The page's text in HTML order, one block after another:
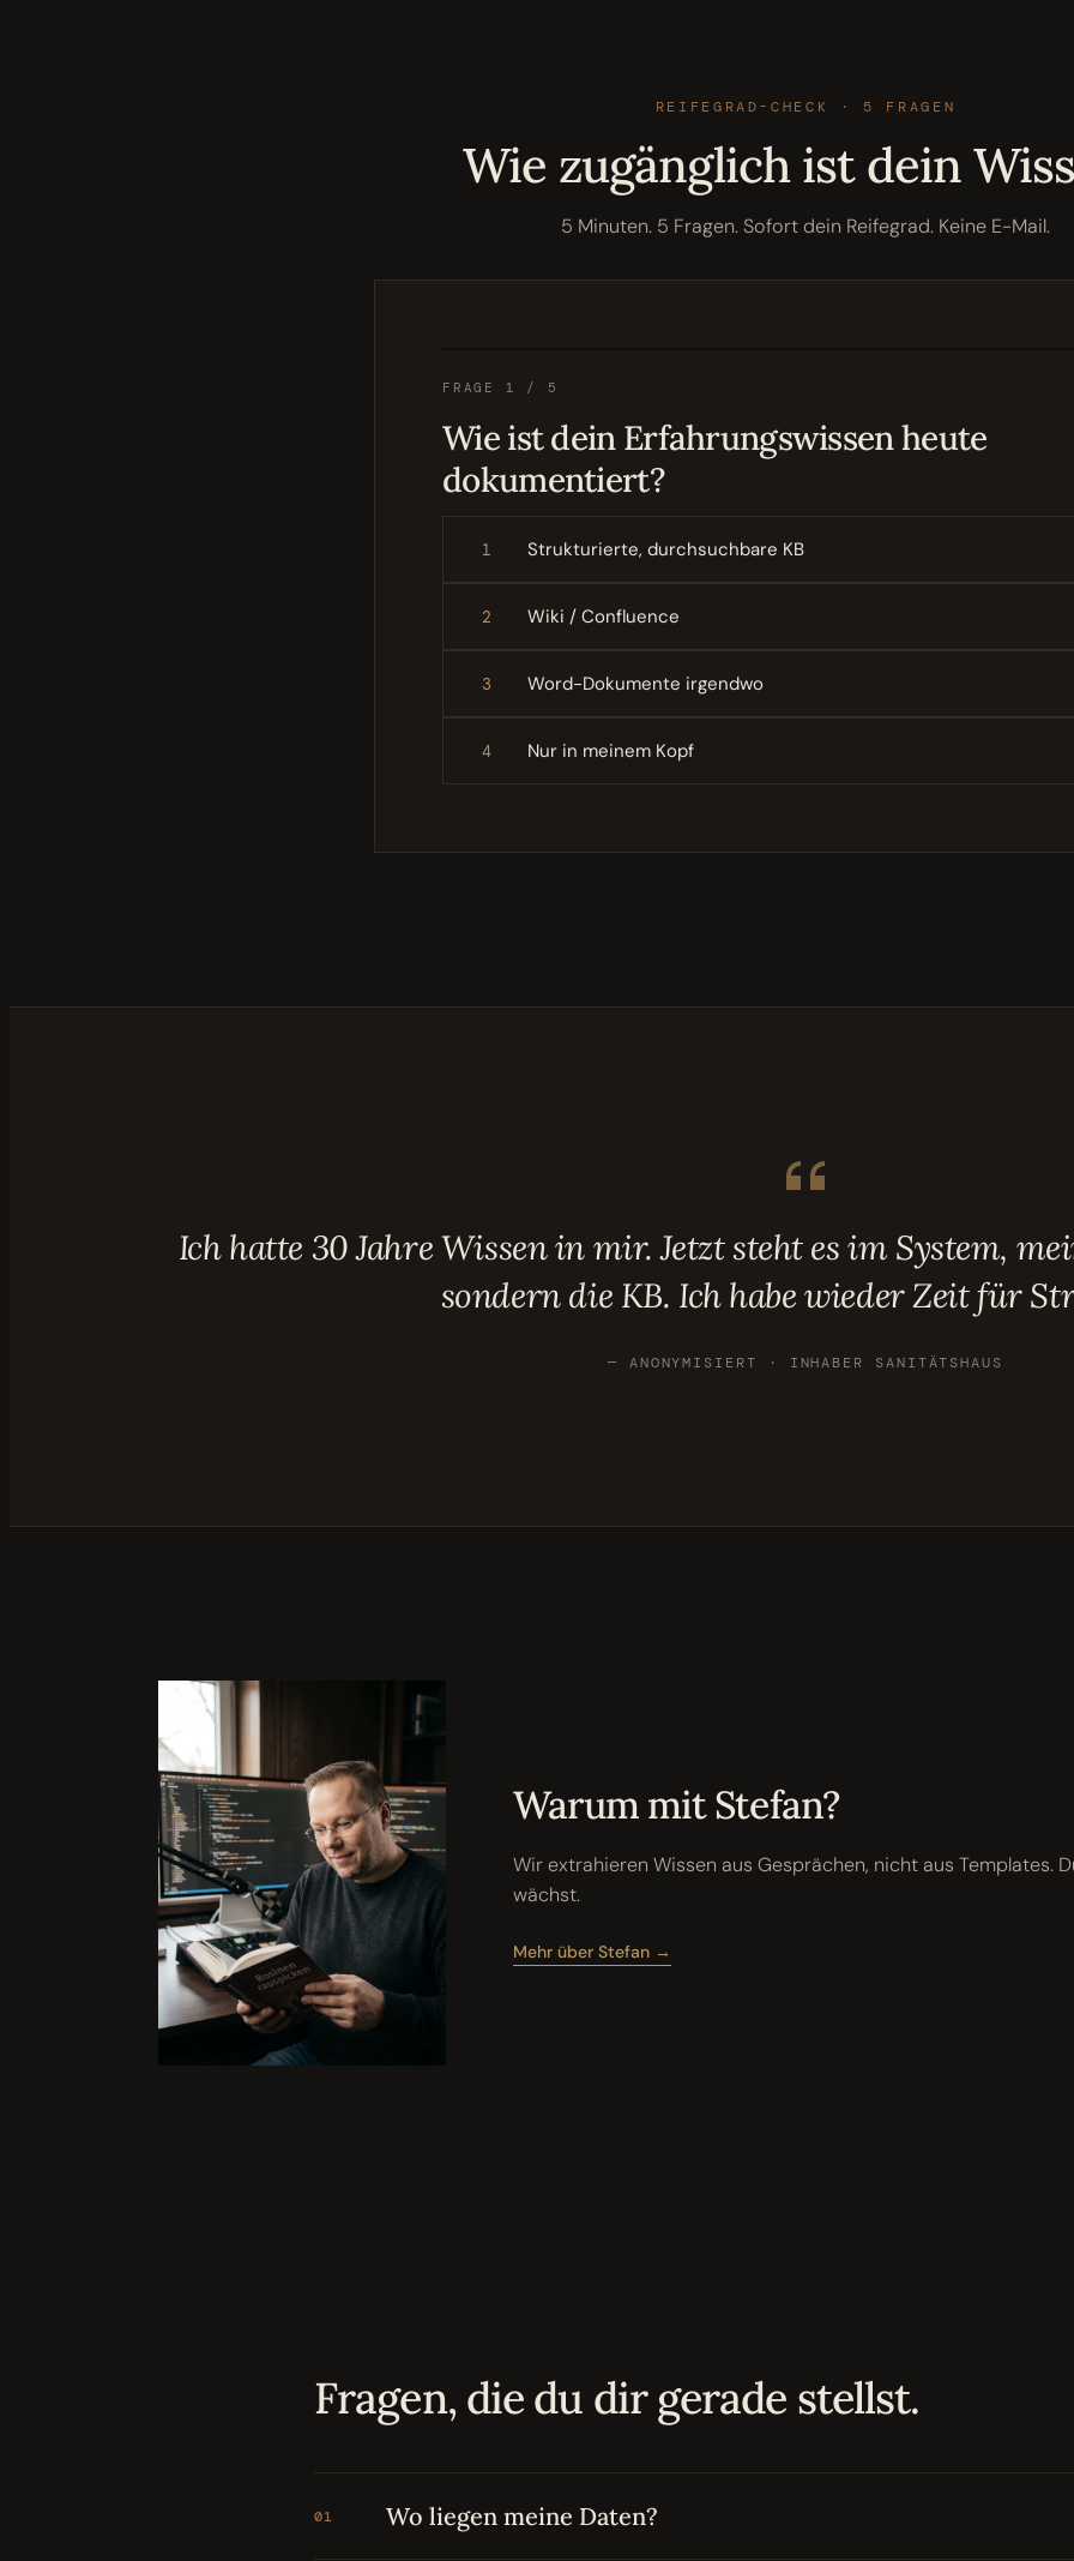
REIFEGRAD-CHECK · 5 FRAGEN
Wie zugänglich ist dein
5 Minuten. 5 Fragen. Sofort dein Reifegrad. Keine E-Mail.
FRAGE 1 / 5
Wie ist dein Erfahrungswissen heute
dokumentiert?
1 Strukturierte, durchsuchbare KB
2 Wiki / Confluence
3 Word-Dokumente irgendwo
4 Nur in meinem Kopf
Ich hatte 30 Jahre Wissen in mir. Jetzt steht es im System,
sondern die KB. Ich habe wieder Zeit für
— ANONYMISIERT · INHABER SANITÄTSHAUS
Warum mit Stefan?
Wir extrahieren Wissen aus Gesprächen, nicht aus Templates.
wächst.
Mehr über Stefan →
Fragen, die du dir gerade stellst.
01 Wo liegen meine Daten?